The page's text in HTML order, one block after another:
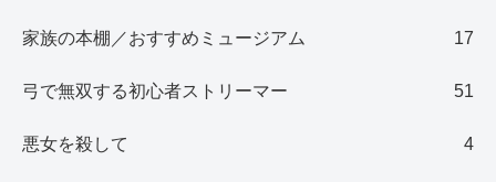
家族の本棚／おすすめミュージアム 17
弓で無双する初心者ストリーマー 51
悪女を殺して 4